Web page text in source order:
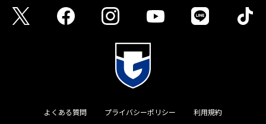
よくある質問 プライバシーポリシー 利用規約